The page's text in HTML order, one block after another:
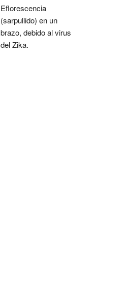
Eflorescencia
(sarpullido) en un
brazo, debido al virus
del Zika.